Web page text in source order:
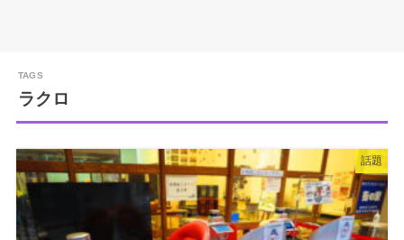
ラクロ
話題